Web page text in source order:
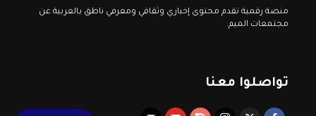
منصة رقمية تقدم محتوى إخباري وثقافي ومعرفي ناطق بالعربية عن
مجتمعات الميم.
تواصلوا معنا